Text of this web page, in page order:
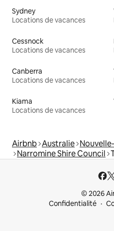
Sydney
Locations de vacances
Cessnock
Locations de vacances
Canberra
Locations de vacances
Kiama
Locations de vacances
Airbnb Australie
Narromine Shire Council
© 2026
Confidentialité